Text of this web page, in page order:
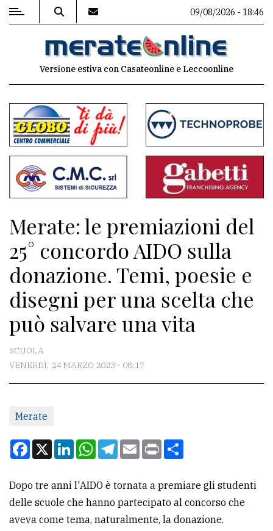
MENU
commenti
Contenuti
del
sito
Associazioni
Meteo
CONTATTI
La
Scrivici
pubblicità
CERCA
09/08/2026 - 18:46
Versione estiva con Casateonline e Leccoonline
Merate: le premiazioni del
25° concordo AIDO sulla
donazione. Temi, poesie e
disegni per una scelta che
può salvare una vita
SCUOLA
VENERDÌ, 24 MARZO 2023 - 08:17
Merate
Facebook
X LinkedInWhatsApp
Telegram
EmailPrint
Dopo tre anni l'AIDO è tornata a premiare gli studenti
delle scuole che hanno partecipato al concorso che
aveva come tema, naturalmente, la donazione.